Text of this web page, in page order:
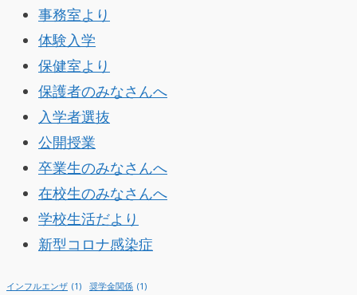
事務室より
体験入学
保健室より
保護者のみなさんへ
入学者選抜
公開授業
卒業生のみなさんへ
在校生のみなさんへ
学校生活だより
新型コロナ感染症
インフルエンザ (1) 奨学金関係 (1)